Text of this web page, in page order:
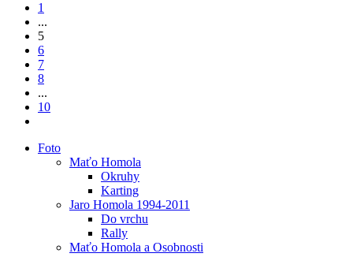
1
...
5
6
7
8
...
10
Foto
Maťo Homola
Okruhy
Karting
Jaro Homola 1994-2011
Do vrchu
Rally
Maťo Homola a Osobnosti